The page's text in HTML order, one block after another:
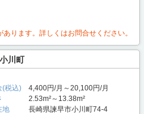
ります。詳しくはお問合せください。
川町
(税込)
4,400円/月～20,100円/月
2.53m²～13.38m²
地
長崎県諫早市小川町74-4